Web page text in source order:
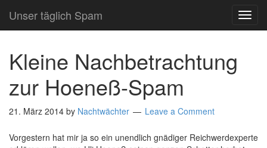
Unser täglich Spam
Kleine Nachbetrachtung
zur Hoeneß-Spam
21. März 2014 by Nachtwächter Leave a Comment
Vorgestern hat mir ja so ein unendlich gnädiger Reichwerdexperte